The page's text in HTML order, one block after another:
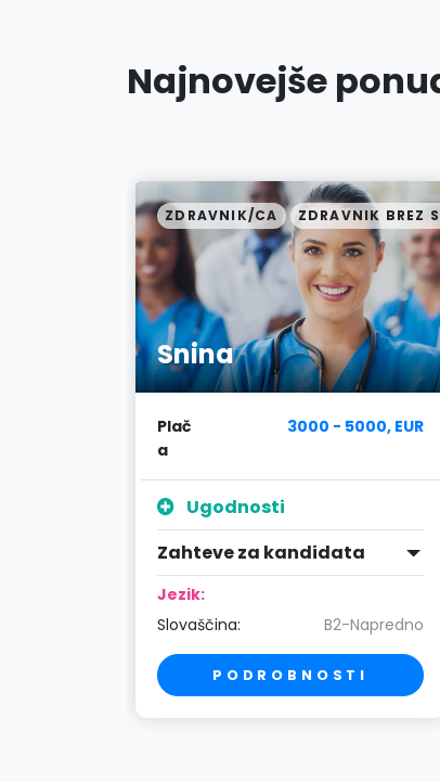
Najnovejše
Snina
ZDRAVNIK/CA ZDRAVNIK BREZ
Plač
a
3000 - 5000, EUR
Ugodnosti
Zahteve za kandidata
Jezik:
Slovaščina:
B2-Napredno
PODROBNOSTI